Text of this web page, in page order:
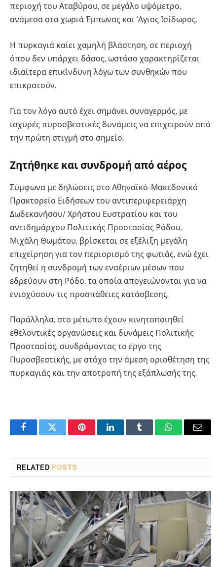
περιοχή του Αταβύρου, σε μεγάλο υψόμετρο,
ανάμεσα στα χωριά Έμπωνας και ‘Αγιος Ισίδωρος.
Η πυρκαγιά καίει χαμηλή βλάστηση, σε περιοχή
όπου δεν υπάρχει δάσος, ωστόσο χαρακτηρίζεται
ιδιαίτερα επικίνδυνη λόγω των συνθηκών που
επικρατούν.
Για τον λόγο αυτό έχει σημάνει συναγερμός, με
ισχυρές πυροσβεστικές δυνάμεις να επιχειρούν από
την πρώτη στιγμή στο σημείο.
Ζητήθηκε και συνδρομή από αέρος
Σύμφωνα με δηλώσεις στο Αθηναϊκό-Μακεδονικό
Πρακτορείο Ειδήσεων του αντιπεριφερειάρχη
Δωδεκανήσου/ Χρήστου Ευστρατίου και του
αντιδημάρχου Πολιτικής Προστασίας Ρόδου,
Μιχάλη Θωμάτου, βρίσκεται σε εξέλιξη μεγάλη
επιχείρηση για τον περιορισμό της φωτιάς, ενώ έχει
ζητηθεί η συνδρομή των εναέριων μέσων που
εδρεύουν στη Ρόδο, τα οποία απογειώνονται για να
ενισχύσουν τις προσπάθειες κατάσβεσης.
Παράλληλα, στο μέτωπο έχουν κινητοποιηθεί
εθελοντικές οργανώσεις και δυνάμεις Πολιτικής
Προστασίας, συνδράμοντας το έργο της
Πυροσβεστικής, με στόχο την άμεση οριοθέτηση της
πυρκαγιάς και την αποτροπή της εξάπλωσής της.
FacebookTwitter PinterestLinkedInTumblr WhatsAppEmail
RELATED POSTS